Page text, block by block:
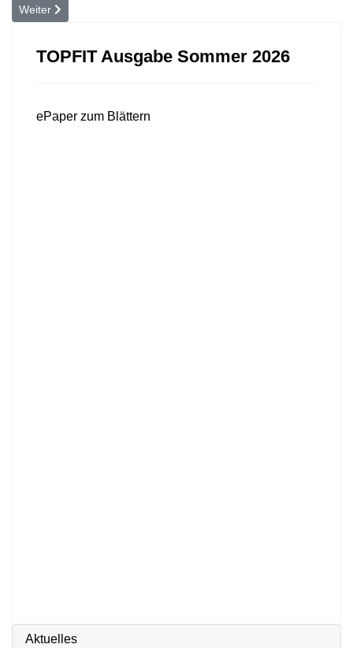
Nächster Beitrag: Licht gegen den Winterblues
Weiter
TOPFIT Ausgabe Sommer 2026
ePaper zum Blättern
Aktuelles